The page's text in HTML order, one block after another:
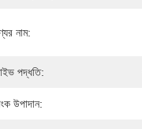
নাম:
পদ্ধতি:
উপাদান: